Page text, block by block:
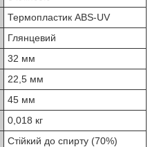
Термопластик ABS-UV
Глянцевий
32 мм
22,5 мм
45 мм
0,018 кг
Стійкий до спирту (70%)